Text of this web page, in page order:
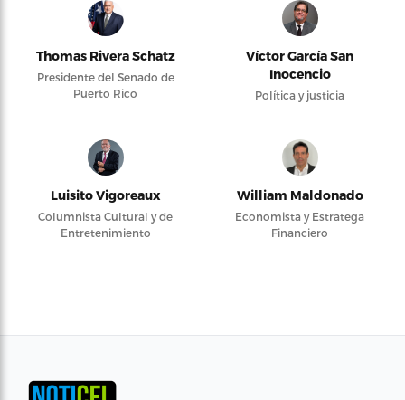
Thomas Rivera Schatz
Presidente del Senado de
Puerto Rico
Víctor García San
Inocencio
Política y justicia
Luisito Vigoreaux
Columnista Cultural y de
Entretenimiento
William Maldonado
Economista y Estratega
Financiero